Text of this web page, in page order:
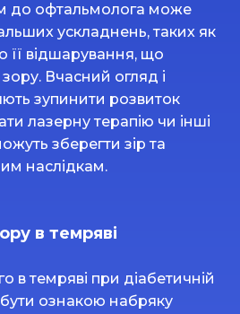
до офтальмолога може
ускладнень, таких як
її відшарування, що
Вчасний огляд і
зупинити розвиток
лазерну терапію чи інші
зберегти зір та
наслідкам.
в темряві
в темряві при діабетичній
ознакою набряку